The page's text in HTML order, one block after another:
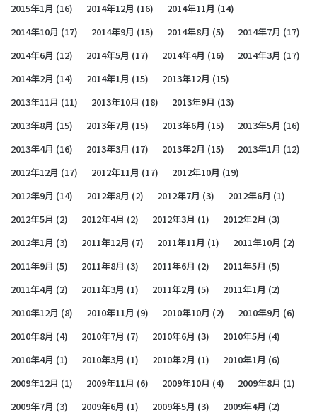
2015年1月 (16) 2014年12月 (16) 2014年11月 (14)
2014年10月 (17) 2014年9月 (15) 2014年8月 (5) 2014年7月 (17)
2014年6月 (12) 2014年5月 (17) 2014年4月 (16) 2014年3月 (17)
2014年2月 (14) 2014年1月 (15) 2013年12月 (15)
2013年11月 (11) 2013年10月 (18) 2013年9月 (13)
2013年8月 (15) 2013年7月 (15) 2013年6月 (15) 2013年5月 (16)
2013年4月 (16) 2013年3月 (17) 2013年2月 (15) 2013年1月 (12)
2012年12月 (17) 2012年11月 (17) 2012年10月 (19)
2012年9月 (14) 2012年8月 (2) 2012年7月 (3) 2012年6月 (1)
2012年5月 (2) 2012年4月 (2) 2012年3月 (1) 2012年2月 (3)
2012年1月 (3) 2011年12月 (7) 2011年11月 (1) 2011年10月 (2)
2011年9月 (5) 2011年8月 (3) 2011年6月 (2) 2011年5月 (5)
2011年4月 (2) 2011年3月 (1) 2011年2月 (5) 2011年1月 (2)
2010年12月 (8) 2010年11月 (9) 2010年10月 (2) 2010年9月 (6)
2010年8月 (4) 2010年7月 (7) 2010年6月 (3) 2010年5月 (4)
2010年4月 (1) 2010年3月 (1) 2010年2月 (1) 2010年1月 (6)
2009年12月 (1) 2009年11月 (6) 2009年10月 (4) 2009年8月 (1)
2009年7月 (3) 2009年6月 (1) 2009年5月 (3) 2009年4月 (2)